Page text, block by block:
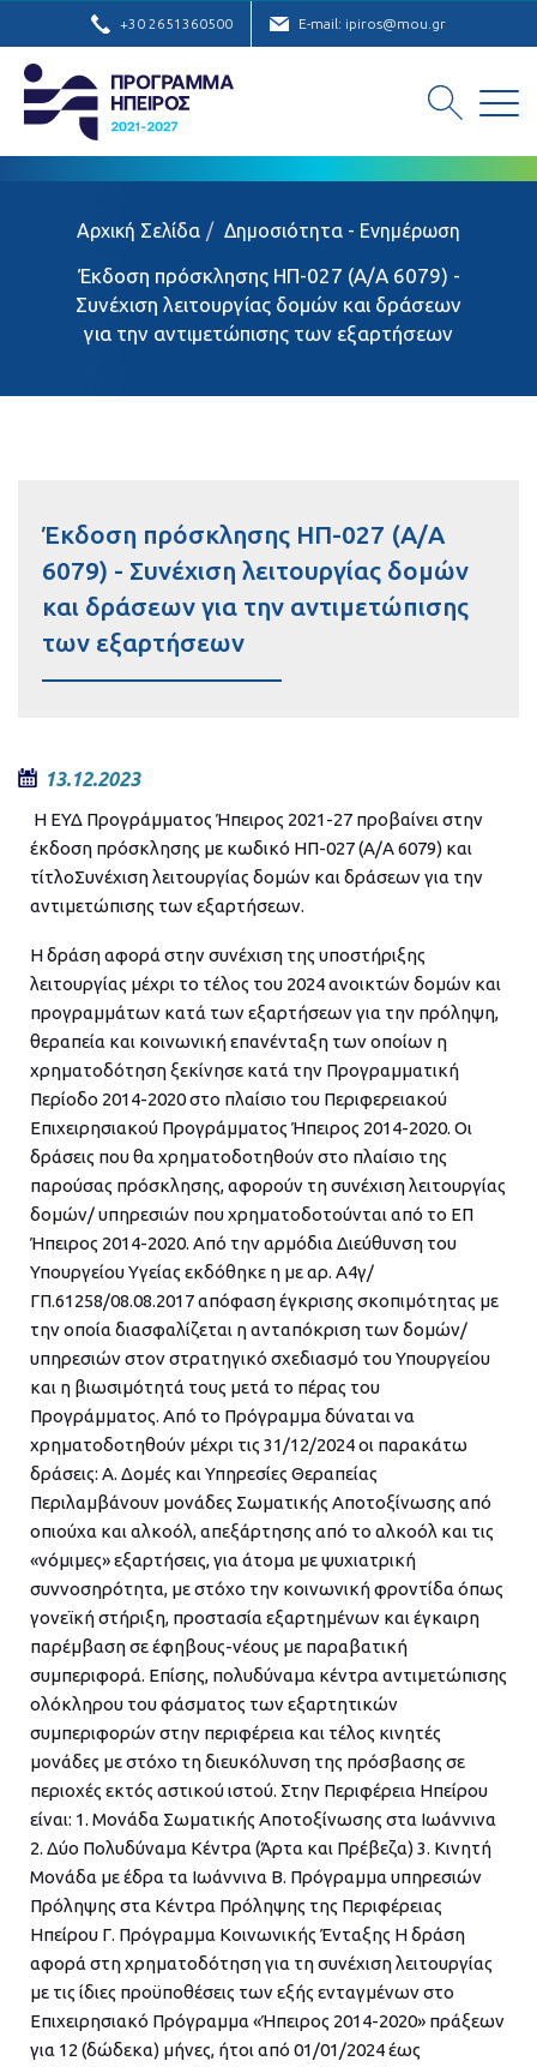
+30 2651360500 E-mail: ipiros@mou.gr
Αρχική Σελίδα Δημοσιότητα - Ενημέρωση
Έκδοση πρόσκλησης ΗΠ-027 (Α/Α 6079) -
Συνέχιση λειτουργίας δομών και δράσεων
για την αντιμετώπισης των εξαρτήσεων
Έκδοση πρόσκλησης ΗΠ-027 (Α/Α
6079) - Συνέχιση λειτουργίας δομών
και δράσεων για την αντιμετώπισης
των εξαρτήσεων
13.12.2023
Η ΕΥΔ Προγράμματος Ήπειρος 2021-27 προβαίνει στην
έκδοση πρόσκλησης με κωδικό ΗΠ-027 (Α/Α 6079) και
τίτλοΣυνέχιση λειτουργίας δομών και δράσεων για την
αντιμετώπισης των εξαρτήσεων.
Η δράση αφορά στην συνέχιση της υποστήριξης
λειτουργίας μέχρι το τέλος του 2024 ανοικτών δομών και
προγραμμάτων κατά των εξαρτήσεων για την πρόληψη,
θεραπεία και κοινωνική επανένταξη των οποίων η
χρηματοδότηση ξεκίνησε κατά την Προγραμματική
Περίοδο 2014-2020 στο πλαίσιο του Περιφερειακού
Επιχειρησιακού Προγράμματος Ήπειρος 2014-2020. Οι
δράσεις που θα χρηματοδοτηθούν στο πλαίσιο της
παρούσας πρόσκλησης, αφορούν τη συνέχιση λειτουργίας
δομών/ υπηρεσιών που χρηματοδοτούνται από το ΕΠ
Ήπειρος 2014-2020. Από την αρμόδια Διεύθυνση του
Υπουργείου Υγείας εκδόθηκε η με αρ. Α4γ/
ΓΠ.61258/08.08.2017 απόφαση έγκρισης σκοπιμότητας με
την οποία διασφαλίζεται η ανταπόκριση των δομών/
υπηρεσιών στον στρατηγικό σχεδιασμό του Υπουργείου
και η βιωσιμότητά τους μετά το πέρας του
Προγράμματος. Από το Πρόγραμμα δύναται να
χρηματοδοτηθούν μέχρι τις 31/12/2024 οι παρακάτω
δράσεις: Α. Δομές και Υπηρεσίες Θεραπείας
Περιλαμβάνουν μονάδες Σωματικής Αποτοξίνωσης από
οπιούχα και αλκοόλ, απεξάρτησης από το αλκοόλ και τις
«νόμιμες» εξαρτήσεις, για άτομα με ψυχιατρική
συννοσηρότητα, με στόχο την κοινωνική φροντίδα όπως
γονεϊκή στήριξη, προστασία εξαρτημένων και έγκαιρη
παρέμβαση σε έφηβους-νέους με παραβατική
συμπεριφορά. Επίσης, πολυδύναμα κέντρα αντιμετώπισης
ολόκληρου του φάσματος των εξαρτητικών
συμπεριφορών στην περιφέρεια και τέλος κινητές
μονάδες με στόχο τη διευκόλυνση της πρόσβασης σε
περιοχές εκτός αστικού ιστού. Στην Περιφέρεια Ηπείρου
είναι: 1. Μονάδα Σωματικής Αποτοξίνωσης στα Ιωάννινα
2. Δύο Πολυδύναμα Κέντρα (Άρτα και Πρέβεζα) 3. Κινητή
Μονάδα με έδρα τα Ιωάννινα Β. Πρόγραμμα υπηρεσιών
Πρόληψης στα Κέντρα Πρόληψης της Περιφέρειας
Ηπείρου Γ. Πρόγραμμα Κοινωνικής Ένταξης Η δράση
αφορά στη χρηματοδότηση για τη συνέχιση λειτουργίας
με τις ίδιες προϋποθέσεις των εξής ενταγμένων στο
Επιχειρησιακό Πρόγραμμα «Ήπειρος 2014-2020» πράξεων
για 12 (δώδεκα) μήνες, ήτοι από 01/01/2024 έως